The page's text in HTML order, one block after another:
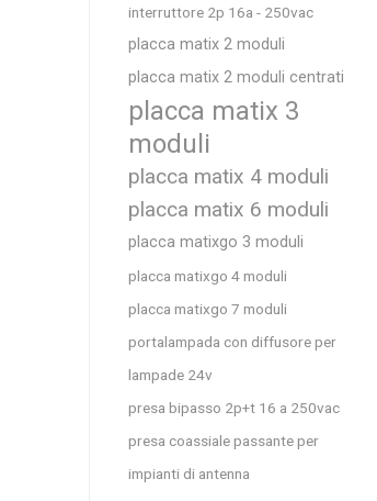
interruttore 2p 16a - 250vac
placca matix 2 moduli
placca matix 2 moduli centrati
placca matix 3
moduli
placca matix 4 moduli
placca matix 6 moduli
placca matixgo 3 moduli
placca matixgo 4 moduli
placca matixgo 7 moduli
portalampada con diffusore per
lampade 24v
presa bipasso 2p+t 16 a 250vac
presa coassiale passante per
impianti di antenna